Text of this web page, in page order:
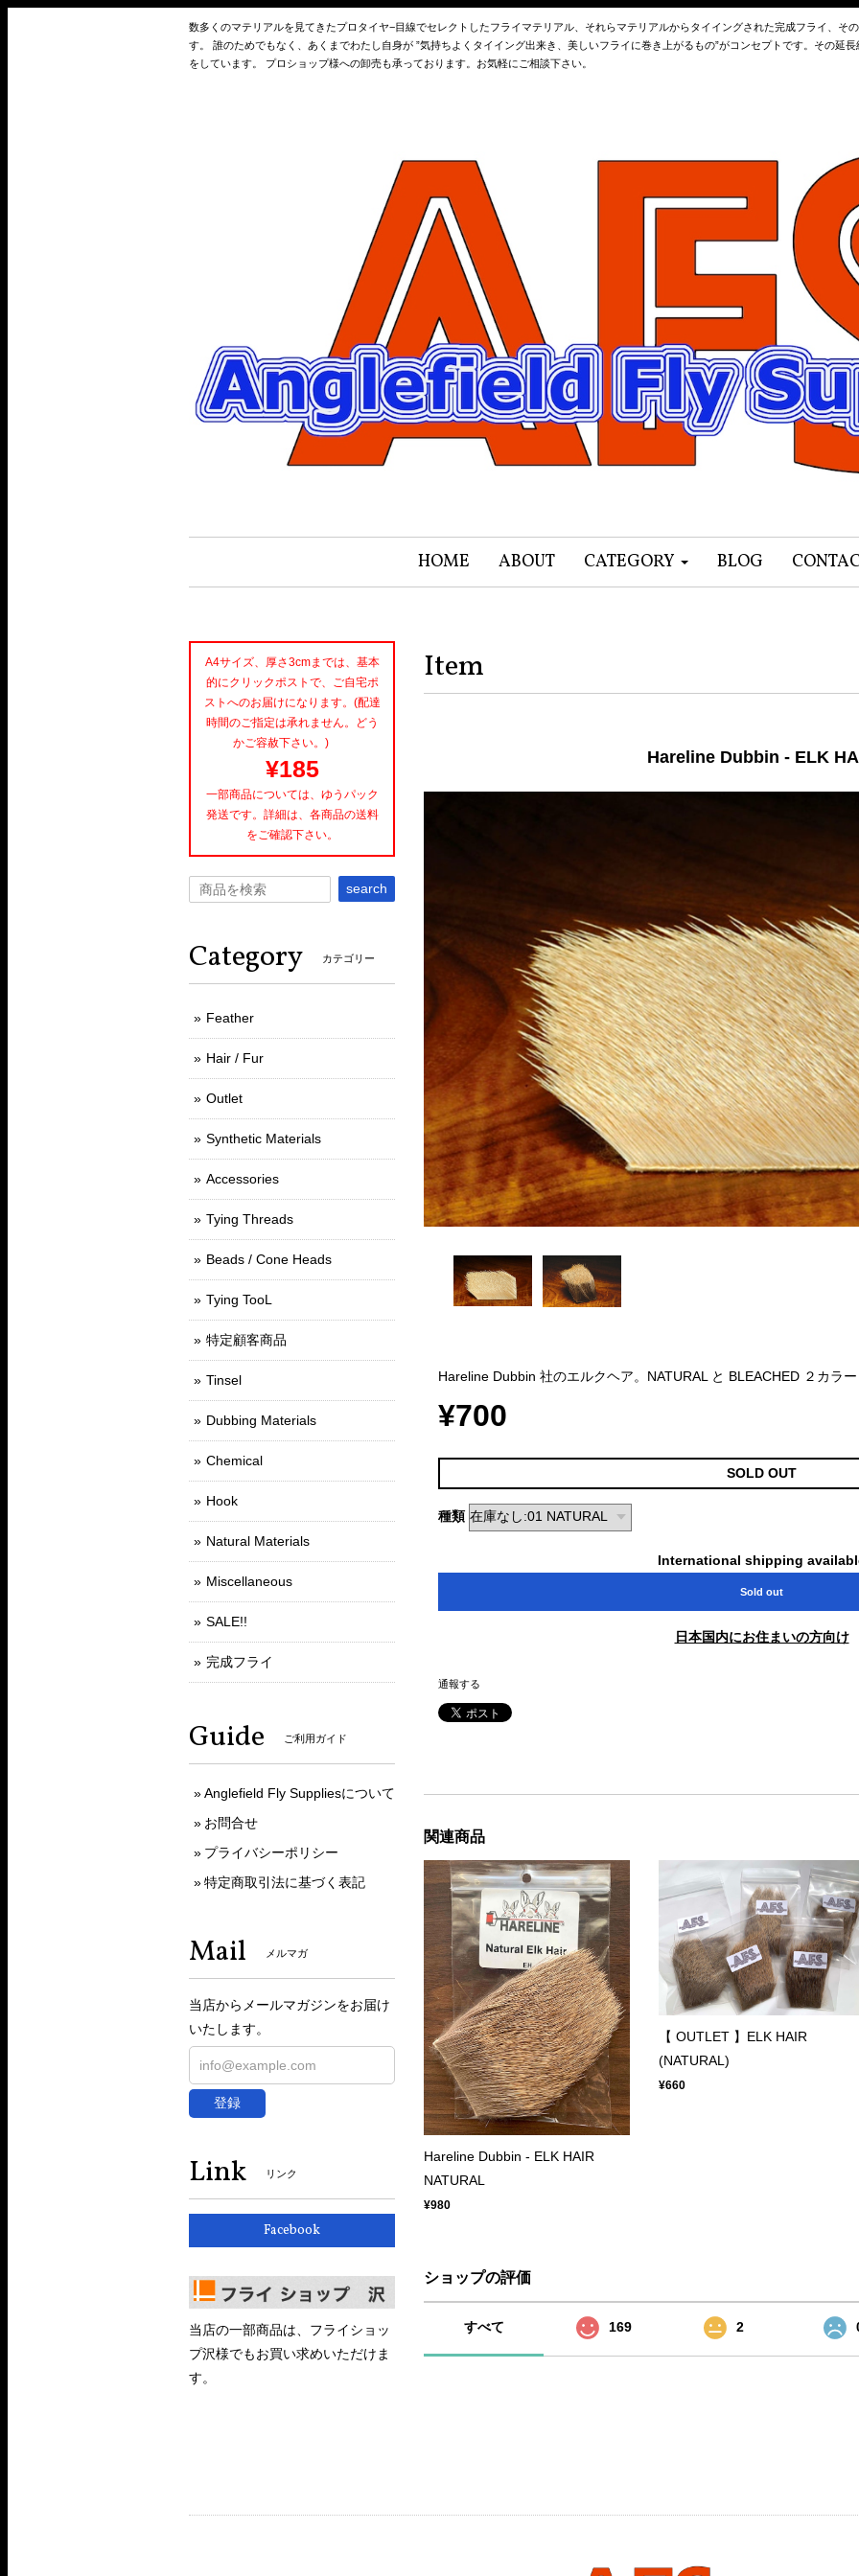
数多くのマテリアルを見てきたプロタイヤ−目線でセレクトしたフライマテリアル、それらマテリアルからタイイングされた完成フライ、そ
す。 誰のためでもなく、あくまでわたし自身が ”気持ちよくタイイング出来き、美しいフライに巻き上がるもの”がコンセプトです。その延
をしています。 プロショップ様への卸売も承っております。お気軽にご相談下さい。
HOME ABOUT CATEGORY BLOG
Item
Hareline Dubbin - ELK
Hareline Dubbin 社のエルクヘア。NATURAL と BLEACHED ２カラー
¥700
SOLD OUT
種類
International shipping
Sold out
日本国内にお住まいの方向け
通報する
関連商品
Hareline Dubbin - ELK HAIR
NATURAL
¥980
【 OUTLET 】ELK HAIR
(NATURAL)
¥660
ショップの評価
すべて 169 2
A4サイズ、厚さ3cmまでは、基本
的にクリックポストで、ご自宅ポ
ストへのお届けになります。(配達
時間のご指定は承れません。どう
かご容赦下さい。)
¥185
一部商品については、ゆうパック
発送です。詳細は、各商品の送料
をご確認下さい。
search
Category カテゴリー
Feather
Hair / Fur
Outlet
Synthetic Materials
Accessories
Tying Threads
Beads / Cone Heads
Tying TooL
特定顧客商品
Tinsel
Dubbing Materials
Chemical
Hook
Natural Materials
Miscellaneous
SALE!!
完成フライ
Guide ご利用ガイド
Anglefield Fly Suppliesについて
お問合せ
プライバシーポリシー
特定商取引法に基づく表記
Mail メルマガ
当店からメールマガジンをお届け
いたします。
登録
Link リンク
Facebook
当店の一部商品は、フライショッ
プ沢様でもお買い求めいただけま
す。